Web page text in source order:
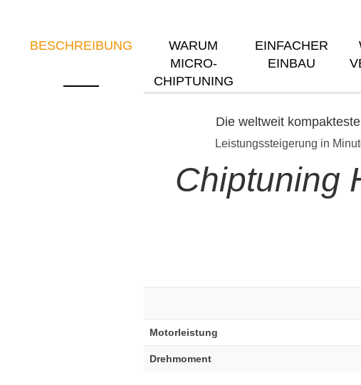
BESCHREIBUNG
WARUM
MICRO-
CHIPTUNING
EINFACHER
EINBAU
Die weltweit
Leistungssteigerung in
Chiptuning
Motorleistung
Drehmoment